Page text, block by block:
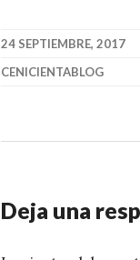
24 SEPTIEMBRE, 2017
CENICIENTABLOG
Deja una